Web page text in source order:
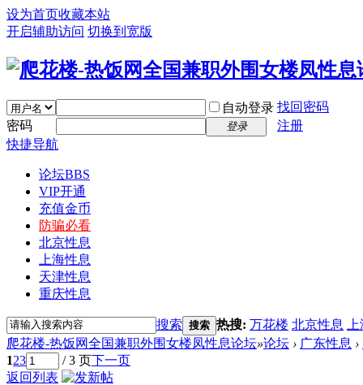
设为首页收藏本站
开启辅助访问 切换到宽版
自动登录 找回密码
密码
登录
注册
快捷导航
论坛BBS
VIP开通
充值金币
防骗必看
北京性息
上海性息
天津性息
重庆性息
搜索 搜索 热搜: 万花楼 北京性息
爬花楼-热饭网全国兼职外围女楼凤性息论坛»论坛 › 广东性息 ›
123 / 3 页下一页
返回列表